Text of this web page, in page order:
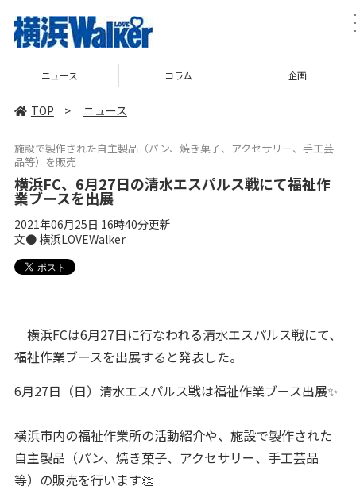
ニュース コラム 企画
TOP > ニュース
施設で製作された自主製品（パン、焼き菓子、アクセサリー、手工芸
品等）を販売
横浜FC、6月27日の清水エスパルス戦にて福祉作
業ブースを出展
2021年06月25日 16時40分更新
文● 横浜LOVEWalker
横浜FCは6月27日に行なわれる清水エスパルス戦にて、
福祉作業ブースを出展すると発表した。
6月27日（日）清水エスパルス戦は福祉作業ブース出展✨
横浜市内の福祉作業所の活動紹介や、施設で製作された
自主製品（パン、焼き菓子、アクセサリー、手工芸品
等）の販売を行います👏